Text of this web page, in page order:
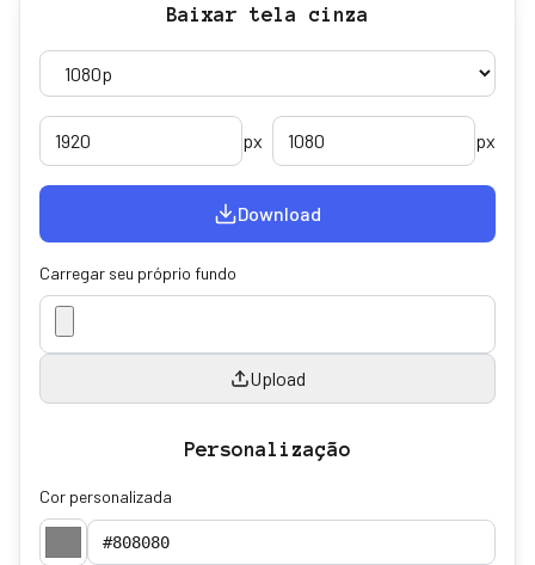
Baixar tela cinza
px px
Download
Carregar seu próprio fundo
Upload
Personalização
Cor personalizada